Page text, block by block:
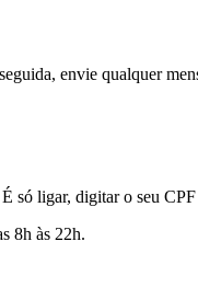
envie qualquer
É só ligar, digitar o seu
8h às 22h.